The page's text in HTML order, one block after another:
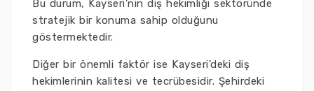
Bu durum, Kayseri'nin diş hekimliği sektöründe
stratejik bir konuma sahip olduğunu
göstermektedir.
Diğer bir önemli faktör ise Kayseri'deki diş
hekimlerinin kalitesi ve tecrübesidir. Şehirdeki